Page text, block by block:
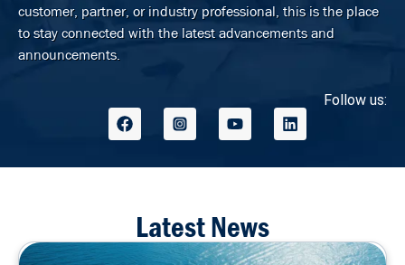
customer, partner, or industry professional, this is the place
to stay connected with the latest advancements and
announcements.
Follow us:
Latest News